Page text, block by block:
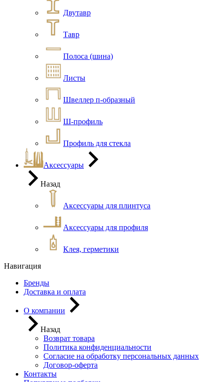
Двутавр
Тавр
Полоса (шина)
Листы
Швеллер п-образный
Ш-профиль
Профиль для стекла
Аксессуары
Назад
Аксессуары для плинтуса
Аксессуары для профиля
Клея, герметики
Навигация
Бренды
Доставка и оплата
О компании
Назад
Возврат товара
Политика конфиденциальности
Согласие на обработку персональных данных
Договор-оферта
Контакты